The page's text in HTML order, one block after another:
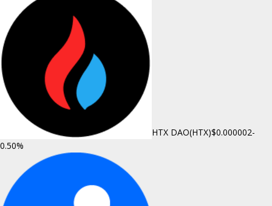
HTX DAO(HTX)$0.000002-
0.50%